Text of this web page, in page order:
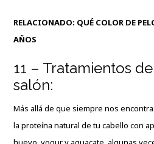
RELACIONADO: QUÉ COLOR DE
AÑOS
11 – Tratamientos
salón:
Más allá de que siempre nos
la proteína natural de tu cabello con